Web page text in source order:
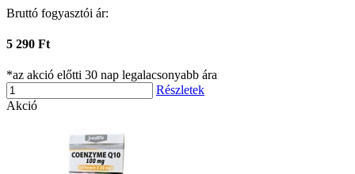
Bruttó fogyasztói ár:
5 290 Ft
*az akció előtti 30 nap legalacsonyabb ára
Részletek
Akció